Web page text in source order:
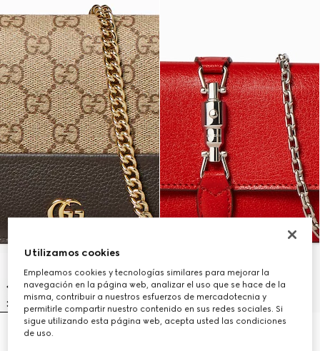
Cartera bicolor GG Marmont con
Utilizamos cookies
Empleamos cookies y tecnologías similares para mejorar la
navegación en la página web, analizar el uso que se hace de la
misma, contribuir a nuestros esfuerzos de mercadotecnia y
permitirle compartir nuestro contenido en sus redes sociales. Si
sigue utilizando esta página web, acepta usted las condiciones
de uso.